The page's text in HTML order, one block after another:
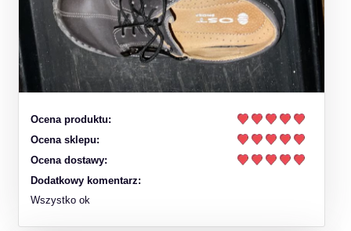
Ocena produktu:
Ocena sklepu:
Ocena dostawy:
Dodatkowy komentarz:
Wszystko ok